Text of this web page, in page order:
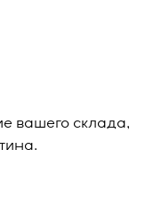
вашего склада,